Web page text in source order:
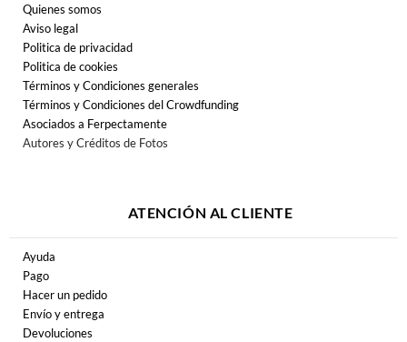
Quienes somos
Aviso legal
Politica de privacidad
Politica de cookies
Términos y Condiciones generales
Términos y Condiciones del Crowdfunding
Asociados a Ferpectamente
Autores y Créditos de Fotos
ATENCIÓN AL CLIENTE
Ayuda
Pago
Hacer un pedido
Envío y entrega
Devoluciones